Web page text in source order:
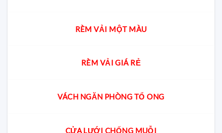
RÈM VẢI MỘT MÀU
RÈM VẢI GIÁ RẺ
VÁCH NGĂN PHÒNG TỔ ONG
CỬA LƯỚI CHỐNG MUỖI